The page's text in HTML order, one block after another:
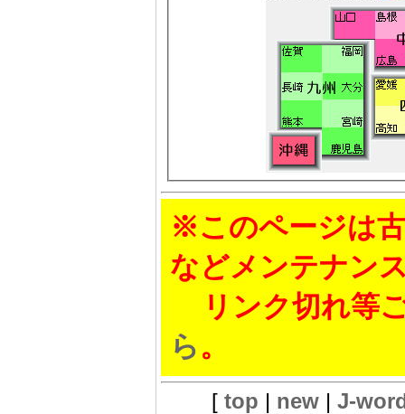
※このページは
などメンテナン
リンク切れ等
ら。
[ top | new| J-